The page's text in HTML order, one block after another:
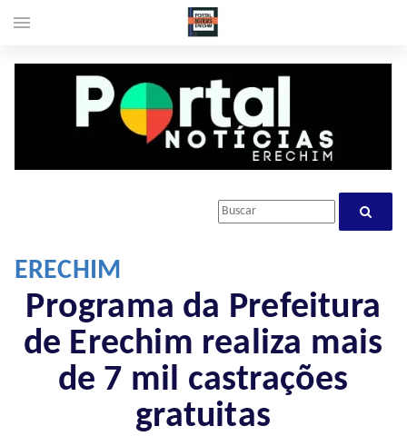
ERECHIM
Programa da Prefeitura
de Erechim realiza mais
de 7 mil castrações
gratuitas
menu